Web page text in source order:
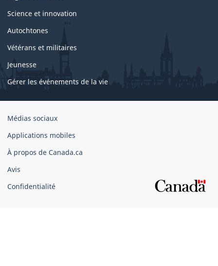
Science et innovation
Autochtones
Vétérans et militaires
Jeunesse
Gérer les événements de la vie
Organisation
gouvernement
du
Canada
Médias sociaux
Applications mobiles
À propos de Canada.ca
Avis
Confidentialité